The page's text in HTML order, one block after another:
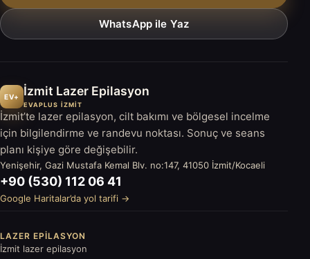
WhatsApp ile Yaz
EV+ İzmit Lazer Epilasyon
EVAPLUS İZMİT
İzmit’te lazer epilasyon, cilt bakımı ve bölgesel incelme
için bilgilendirme ve randevu noktası. Sonuç ve seans
planı kişiye göre değişebilir.
Yenişehir, Gazi Mustafa Kemal Blv. no:147, 41050 İzmit/Kocaeli
+90 (530) 112 06 41
Google Haritalar’da yol tarifi →
LAZER EPILASYON
İzmit lazer epilasyon